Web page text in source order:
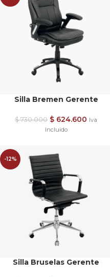
Silla Bremen Gerente
$730.000 $ 624.600 Iva
Incluido
-12%
Silla Bruselas Gerente